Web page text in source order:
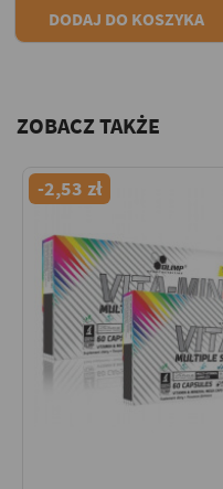
DODAJ DO KOSZYKA
ZOBACZ TAKŻE
-2,53 zł